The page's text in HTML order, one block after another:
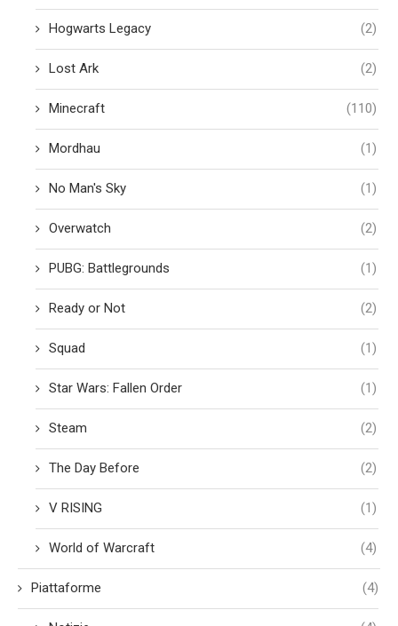
Hogwarts Legacy (2)
Lost Ark (2)
Minecraft (110)
Mordhau (1)
No Man's Sky (1)
Overwatch (2)
PUBG: Battlegrounds (1)
Ready or Not (2)
Squad (1)
Star Wars: Fallen Order (1)
Steam (2)
The Day Before (2)
V RISING (1)
World of Warcraft (4)
Piattaforme (4)